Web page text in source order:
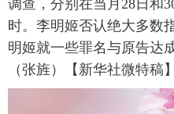
调查，分别在当月28日和
时。李明姬否认绝大多数
明姬就一些罪名与原告达
（张旌）【新华社微特稿】